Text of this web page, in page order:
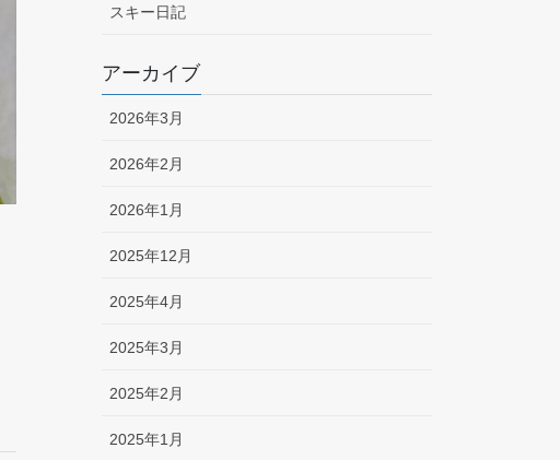
スキー日記
アーカイブ
2026年3月
2026年2月
2026年1月
2025年12月
2025年4月
2025年3月
2025年2月
2025年1月